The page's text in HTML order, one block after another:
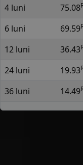
4 luni
75.08
6 luni
69.59
12 luni
36.43
24 luni
19.93
36 luni
14.49